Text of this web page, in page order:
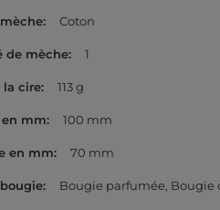
Coton
de mèche 1
la cire 113 g
mm 100 mm
en mm 70 mm
Bougie parfumée Bougie